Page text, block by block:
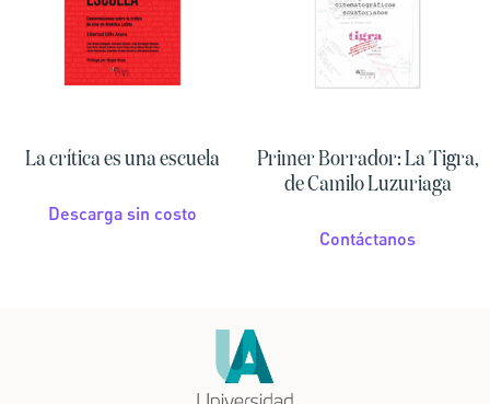
La crítica es una escuela
Descarga sin costo
Primer Borrador: La Tigra,
de Camilo Luzuriaga
Contáctanos